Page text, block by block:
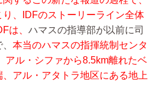
、IDFのストーリーライン全体
は、 ハマスの指導部が以前に司
本当のハマスの指揮統制センタ
アル・シファから8.5km離れたベ
アル・アタトラ地区にある地上